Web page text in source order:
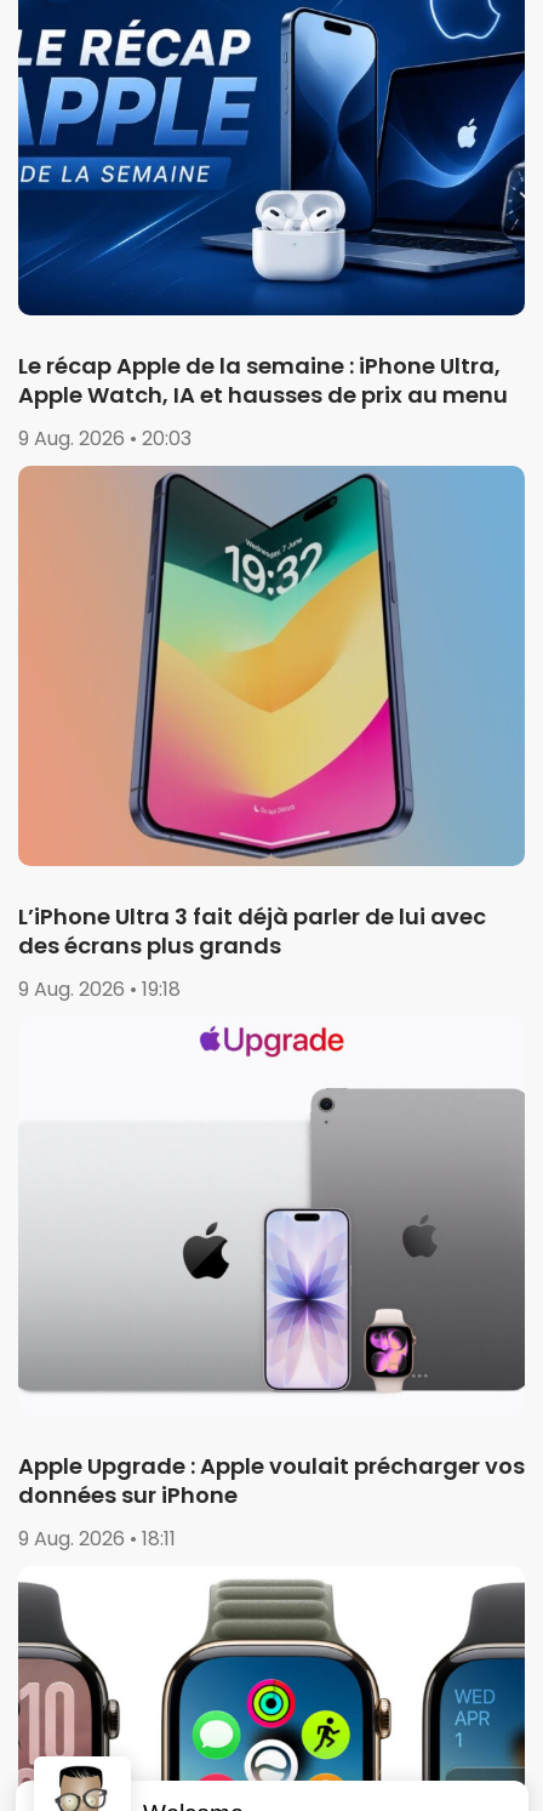
Le récap Apple de la semaine : iPhone Ultra,
Apple Watch, IA et hausses de prix au menu
9 Aug. 2026 • 20:03
L’iPhone Ultra 3 fait déjà parler de lui avec
des écrans plus grands
9 Aug. 2026 • 19:18
Apple Upgrade : Apple voulait précharger vos
données sur iPhone
9 Aug. 2026 • 18:11